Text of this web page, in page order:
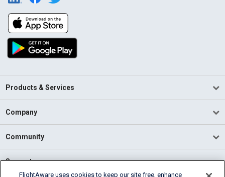
Products & Services
Company
Community
Support
FlightAware uses cookies to keep our site free, enhance